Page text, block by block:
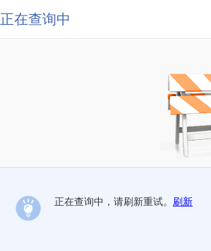
正在查询中
正在查询中，请刷新重试。 刷新